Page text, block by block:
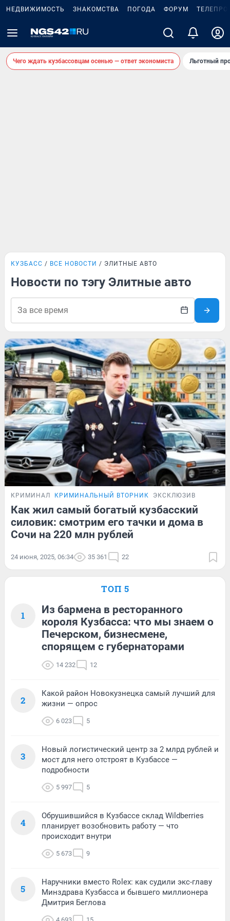
НЕДВИЖИМОСТЬ ЗНАКОМСТВА ПОГОДА ФОРУМ
Чего ждать кузбассовцам осенью — ответ экономиста Льготный
КУЗБАСС ВСЕ НОВОСТИ ЭЛИТНЫЕ АВТО
Новости по тэгу Элитные авто
КРИМИНАЛ КРИМИНАЛЬНЫЙ ВТОРНИК ЭКСКЛЮЗИВ
Как жил самый богатый кузбасский
силовик: смотрим его тачки и дома в
Сочи на 220 млн рублей
24 июня, 2025, 06:34 35 361 22
ТОП 5
1
Из бармена в ресторанного
короля Кузбасса: что мы знаем о
Печерском, бизнесмене,
спорящем с губернаторами
14 232 12
2
Какой район Новокузнецка самый лучший для
жизни — опрос
6 023 5
3
Новый логистический центр за 2 млрд рублей и
мост для него отстроят в Кузбассе —
подробности
5 997 5
4
Обрушившийся в Кузбассе склад Wildberries
планирует возобновить работу — что
происходит внутри
5 673 9
5
Наручники вместо Rolex: как судили экс-главу
Минздрава Кузбасса и бывшего миллионера
Дмитрия Беглова